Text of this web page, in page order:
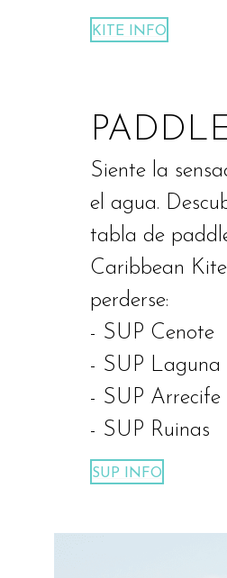
KITE INFO
Siente la
el agua.
tabla de
Caribbean
perderse:
- SUP Cenote
- SUP Laguna
- SUP Arrecife
- SUP Ruinas
SUP INFO